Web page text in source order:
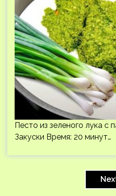
Песто из зеленого лука с
Закуски Время: 20 минут…